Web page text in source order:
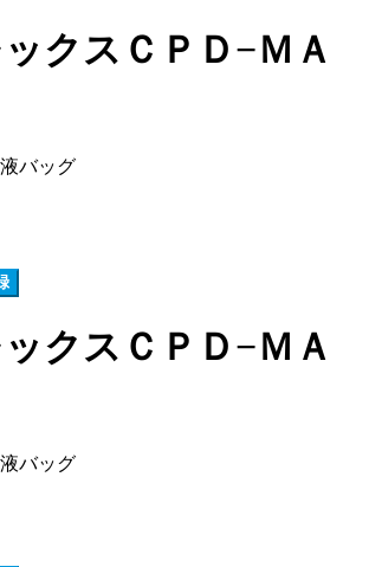
クスＣＰＤ−ＭＡ
バッグ
クスＣＰＤ−ＭＡ
バッグ